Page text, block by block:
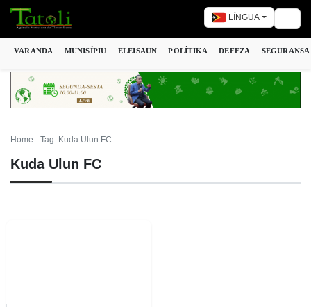
LÍNGUA
VARANDA MUNISÍPIU ELEISAUN POLÍTIKA DEFEZA SEGURANSA
Home Tag: Kuda Ulun FC
Kuda Ulun FC